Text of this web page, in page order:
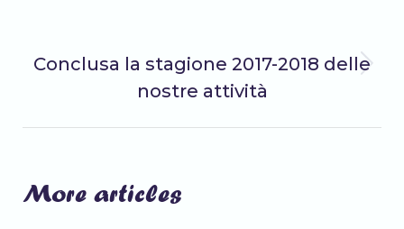
post
Prossimo
post:
Conclusa la stagione 2017-2018 delle
nostre attività
More articles